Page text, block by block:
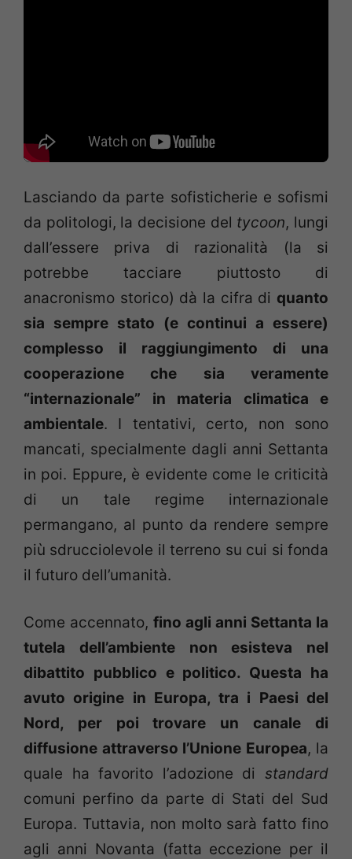
Lasciando da parte sofisticherie e sofismi
da politologi, la decisione del tycoon, lungi
dall’essere priva di razionalità (la si
potrebbe tacciare piuttosto di
anacronismo storico) dà la cifra di quanto
sia sempre stato (e continui a essere)
complesso il raggiungimento di una
cooperazione che sia veramente
“internazionale” in materia climatica e
ambientale. I tentativi, certo, non sono
mancati, specialmente dagli anni Settanta
in poi. Eppure, è evidente come le criticità
di un tale regime internazionale
permangano, al punto da rendere sempre
più sdrucciolevole il terreno su cui si fonda
il futuro dell’umanità.
Come accennato, fino agli anni Settanta la
tutela dell’ambiente non esisteva nel
dibattito pubblico e politico. Questa ha
avuto origine in Europa, tra i Paesi del
Nord, per poi trovare un canale di
diffusione attraverso l’Unione Europea, la
quale ha favorito l’adozione di standard
comuni perfino da parte di Stati del Sud
Europa. Tuttavia, non molto sarà fatto fino
agli anni Novanta (fatta eccezione per il